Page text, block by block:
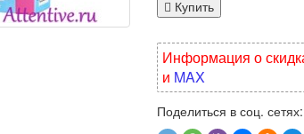
Купить
Информация о
и MAX
Поделиться в соц. сетях: